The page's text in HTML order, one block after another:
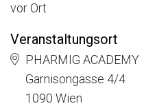
vor Ort
Veranstaltungsort
PHARMIG ACADEMY
Garnisongasse 4/4
1090 Wien